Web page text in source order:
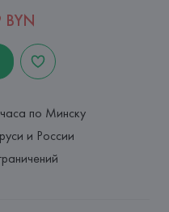
BYN
по Минску
и России